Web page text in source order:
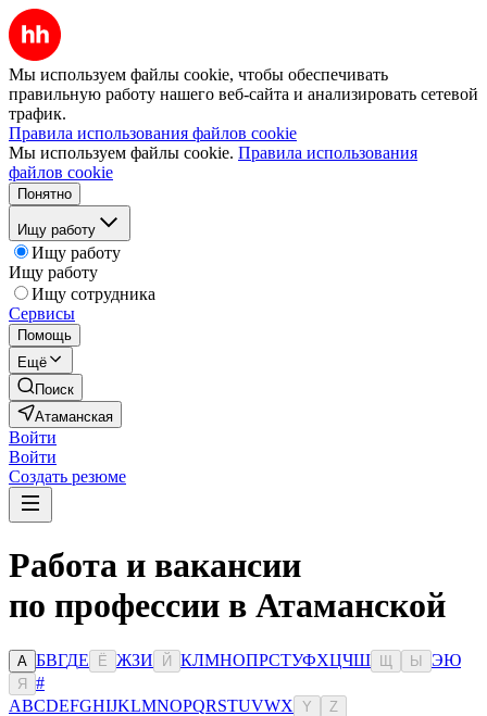
Мы используем файлы cookie, чтобы обеспечивать
правильную работу нашего веб-сайта и анализировать сетевой
трафик.
Правила использования файлов cookie
Мы используем файлы cookie. Правила использования
файлов cookie
Понятно
Ищу работу
Ищу работу
Ищу работу
Ищу сотрудника
Сервисы
Помощь
Ещё
Поиск
Атаманская
Войти
Войти
Создать резюме
Работа и вакансии
по профессии в Атаманской
А БВГДЕ Ё ЖЗИ Й КЛМНОПРСТУФХЦЧШ Ы ЭЮ
Я
#
ABCDEFGHIJKLMNOPQRSTUVWX Y Z